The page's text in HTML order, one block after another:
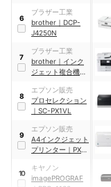
6
ブラザー工業
brother ｜ DCP-
J4250N
7
ブラザー工業
brother ｜ インク
ジェット複合機
8
エプソン販売
プロセレクション
｜ SC-PX1VL
9
エプソン販売
A4インクジェット
プリンター ｜ PX-
10
キヤノン
imagePROGRAF